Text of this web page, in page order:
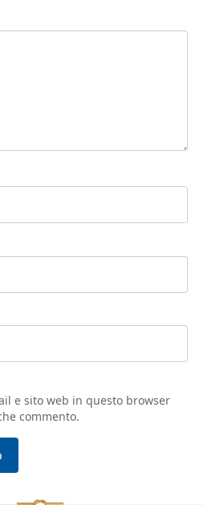
e sito web in questo browser
commento.